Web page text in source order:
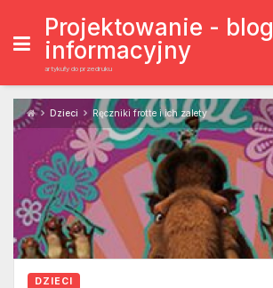
content
Projektowanie - blog
informacyjny
artykuły do przedruku
Dzieci Ręczniki frotte i ich zalety
DZIECI